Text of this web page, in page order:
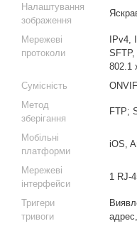
Налаштування
зображення
Мережеві
протоколи
IPv4,
802.1
Сумісність
Метод
зберігання
FTP;
Мобільні
платформи
iOS,
Мережеві
інтерфейси
1 RJ-
Тригери
тривоги